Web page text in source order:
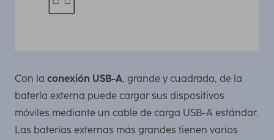
Con la conexión USB-A, grande y cuadrada, de la
batería externa puede cargar sus dispositivos
móviles mediante un cable de carga USB-A estándar.
Las baterías externas más grandes tienen varios